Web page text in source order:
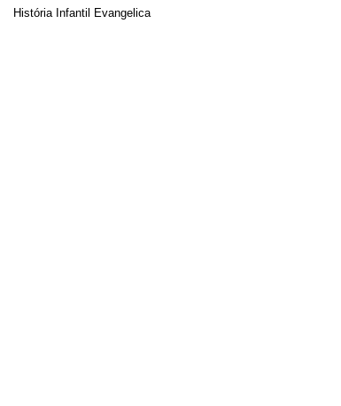
História Infantil Evangelica